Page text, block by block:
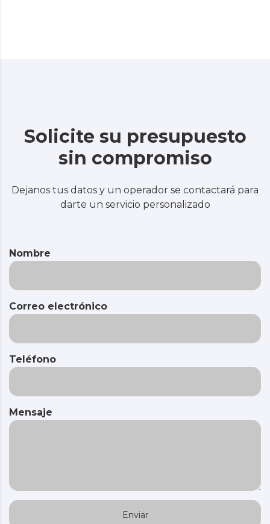
Solicite su presupuesto
sin compromiso
Dejanos tus datos y un operador se contactará para
darte un servicio personalizado
Nombre
Correo electrónico
Teléfono
Mensaje